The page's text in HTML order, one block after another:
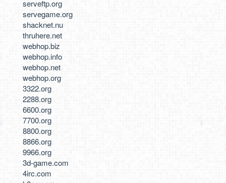
serveftp.org
servegame.org
shacknet.nu
thruhere.net
webhop.biz
webhop.info
webhop.net
webhop.org
3322.org
2288.org
6600.org
7700.org
8800.org
8866.org
9966.org
3d-game.com
4irc.com